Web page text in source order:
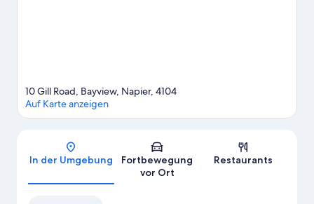
Karte
10 Gill Road, Bayview, Napier, 4104
Auf Karte anzeigen
In der Umgebung
Fortbewegung
vor Ort
Restaurants